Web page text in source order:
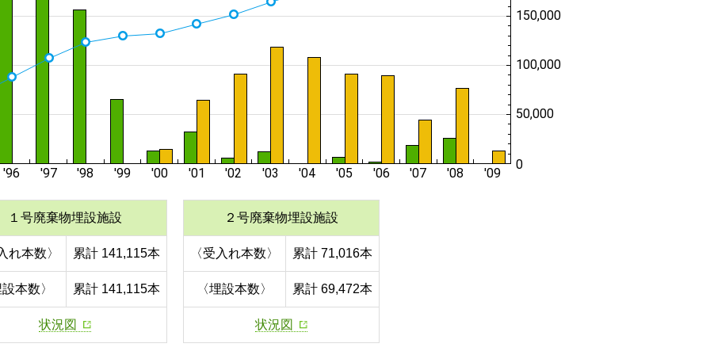
１号廃棄物埋設施設
れ本数〉 累計 141,115本
本数〉 累計 141,115本
状況図
２号廃棄物埋設施設
〈受入れ本数〉 累計 71,016本
〈埋設本数〉 累計 69,472本
状況図